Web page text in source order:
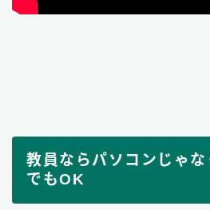
教員ならパソコンじゃな
でもOK